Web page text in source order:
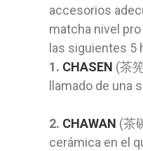
accesorios
matcha nivel
las siguientes 5
1. CHASEN (茶
llamado de una
2. CHAWAN (茶
cerámica en el